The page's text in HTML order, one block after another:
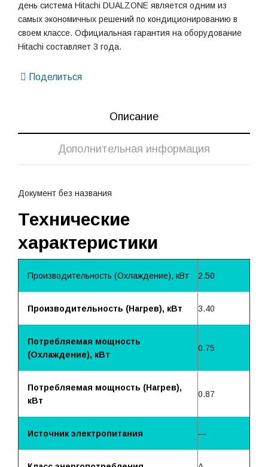
день система Hitachi DUALZONE является одним из
самых экономичных решений по кондиционированию в
своем классе. Официальная гарантия на оборудование
Hitachi составляет 3 года.
Поделиться
Описание
Дополнительная информация
Документ без названия
Технические
характеристики
Производительность (Охлаждение), кВт 2.50
Производительность (Нагрев), кВт 3.40
Потребляемая мощность
(Охлаждение), кВт
0.75
Потребляемая мощность (Нагрев),
кВт
0.87
Источник электропитания —